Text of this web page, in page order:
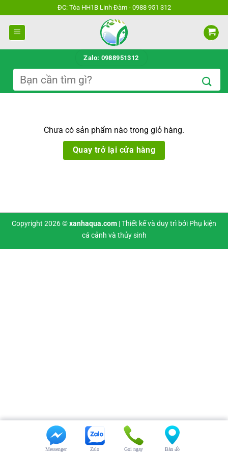
qua
ĐC: Tòa HH1B Linh Đàm - 0988 951 312
Zalo: 0988951312
Tìm
kiếm:
Chưa có sản phẩm nào trong giỏ hàng.
Quay trở lại cửa hàng
Copyright 2026 ©xanhaqua.com | Thiết kế và duy trì bởi Phụ kiện
cá cảnh và thủy sinh
Bản đồ
Gọi ngay
Zalo
Messenger